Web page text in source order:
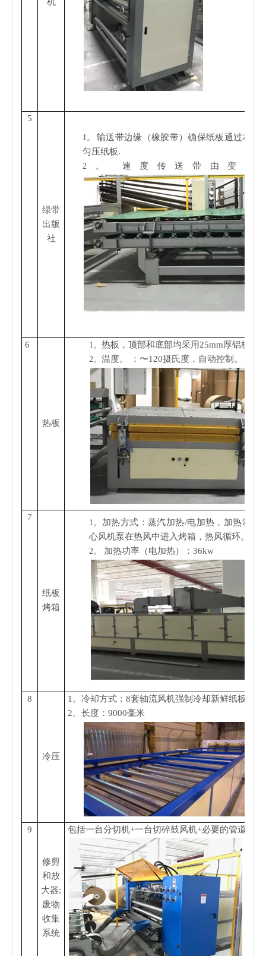
5
绿带
出版
社
1。
输送带边缘（橡胶带）确保纸板通过本机
匀压纸板.
2。 速度 传送带由变频
6
热板
1。 热板，顶部和底部均采用25mm厚铝板
2。 温度。 ：〜120摄氏度，自动控制。
7
纸板
烤箱
1。 加热方式：蒸汽加热/电加热，加热箱固
心风机泵在热风中进入烤箱，热风循环。
2。 加热功率（电加热）：36kw
8
冷压
1。 冷却方式 ： 8套轴流风机强制冷却新鲜纸板烤
2。 长度：9000毫米
9
修剪
和放
大器;
废物
收集
系统
包括一台分切机+一台切碎鼓风机+必要的管道